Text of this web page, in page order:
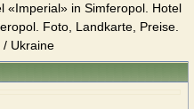
«Imperial» in Simferopol. Hotel
Foto, Landkarte, Preise.
/ Ukraine